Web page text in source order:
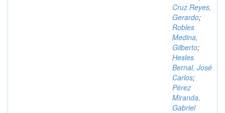
Cruz Reyes,
Gerardo;
Robles
Medina,
Gilberto;
Hesles
Bernal, José
Carlos;
Pérez
Miranda,
Gabriel